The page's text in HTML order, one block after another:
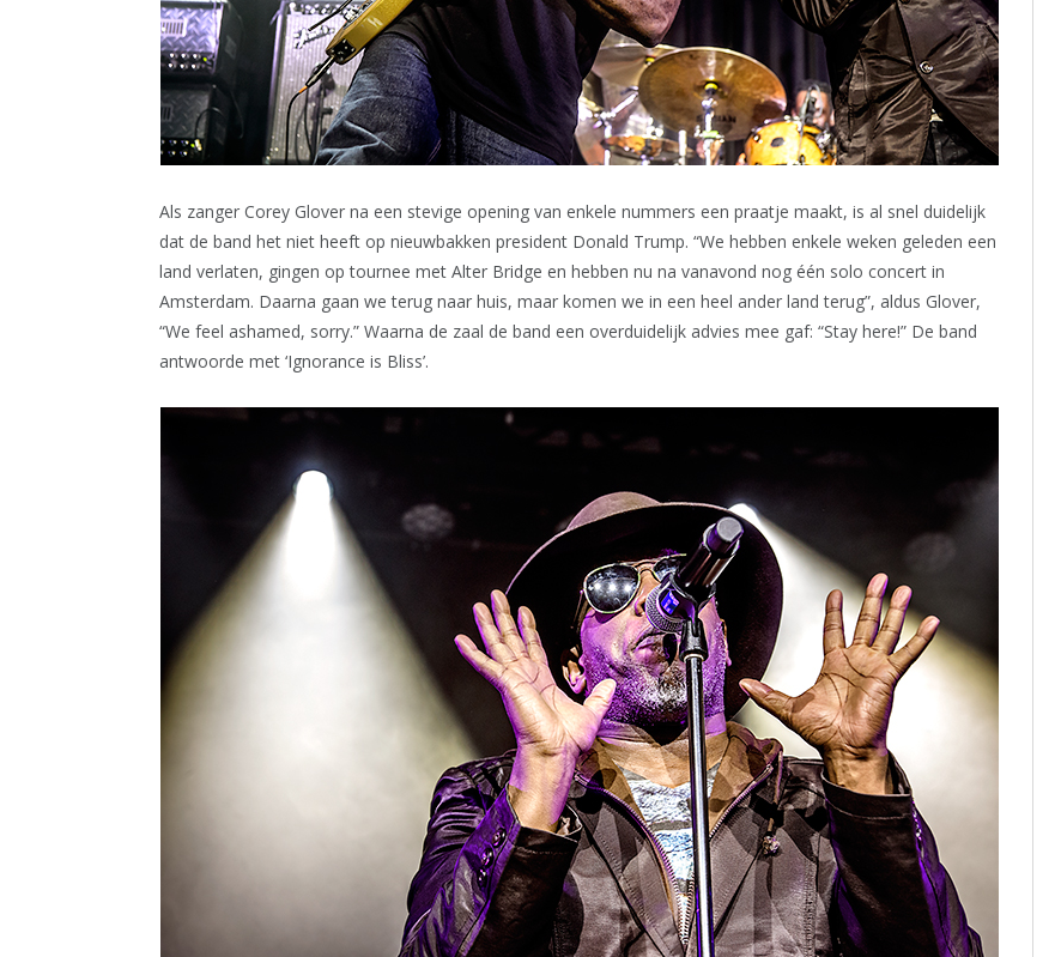
Als zanger Corey Glover na een stevige opening van enkele nummers een praatje maakt, is al snel duidelijk
dat de band het niet heeft op nieuwbakken president Donald Trump. “We hebben enkele weken geleden een
land verlaten, gingen op tournee met Alter Bridge en hebben nu na vanavond nog één solo concert in
Amsterdam. Daarna gaan we terug naar huis, maar komen we in een heel ander land terug”, aldus Glover,
“We feel ashamed, sorry.” Waarna de zaal de band een overduidelijk advies mee gaf: “Stay here!” De band
antwoorde met ‘Ignorance is Bliss’.